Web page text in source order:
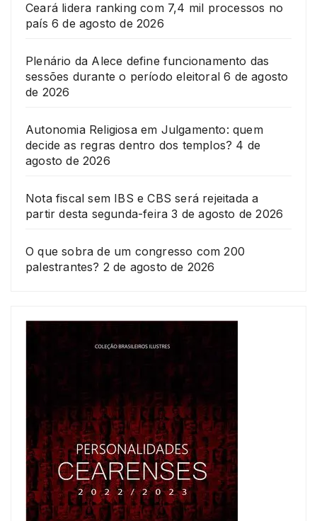
Ceará lidera ranking com 7,4 mil processos no
país 6 de agosto de 2026
Plenário da Alece define funcionamento das
sessões durante o período eleitoral 6 de agosto
de 2026
Autonomia Religiosa em Julgamento: quem
decide as regras dentro dos templos? 4 de
agosto de 2026
Nota fiscal sem IBS e CBS será rejeitada a
partir desta segunda-feira 3 de agosto de 2026
O que sobra de um congresso com 200
palestrantes? 2 de agosto de 2026